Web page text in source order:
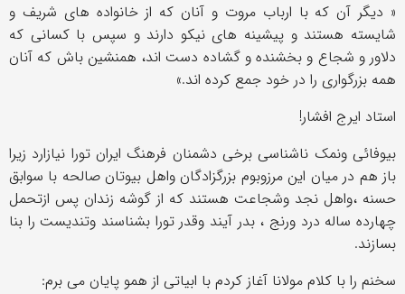
« دیگر آن كه با ارباب مروت و آنان كه از خانواده های شریف و
شایسته هستند و پیشینه های نیكو دارند و سپس با كسانی كه
دلاور و شجاع و بخشنده و گشاده دست اند، همنشین باش كه آنان
همه بزرگواری را در خود جمع كرده اند.
»
استاد ایرج افشار!
بیوفائی ونمک ناشناسی برخی دشمنان فرهنگ ایران تورا نیازارد زیرا
باز هم در میان این مرزوبوم بزرگزادگان واهل بیوتان صالحه با سوابق
حسنه ،واهل نجد وشجاعت هستند که از گوشه زندان پس ازتحمل
چهارده ساله درد ورنج ، بدر آیند وقدر تورا بشناسند وتندیست را بنا
بسازند.
سخنم را با کلام مولانا آغاز کردم با ابیاتی از همو پایان می برم: